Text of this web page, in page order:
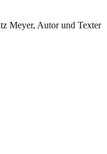
Meyer, Autor und Texter